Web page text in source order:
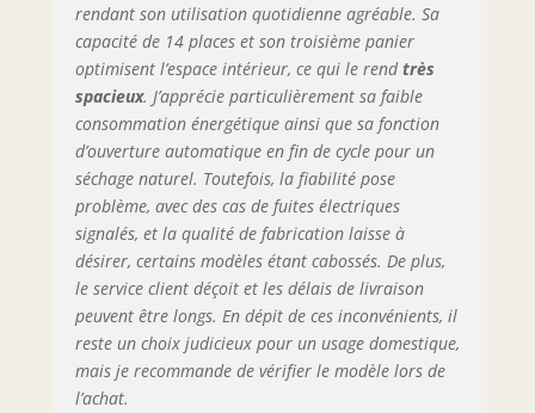
rendant son utilisation quotidienne agréable. Sa
capacité de 14 places et son troisième panier
optimisent l’espace intérieur, ce qui le rendtrès
spacieux. J’apprécie particulièrement sa faible
consommation énergétique ainsi que sa fonction
d’ouverture automatique en fin de cycle pour un
séchage naturel. Toutefois, la fiabilité pose
problème, avec des cas de fuites électriques
signalés, et la qualité de fabrication laisse à
désirer, certains modèles étant cabossés. De plus,
le service client déçoit et les délais de livraison
peuvent être longs. En dépit de ces inconvénients, il
reste un choix judicieux pour un usage domestique,
mais je recommande de vérifier le modèle lors de
l’achat.